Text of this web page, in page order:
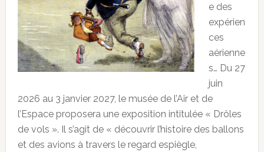
e des
expérien
ces
aérienne
s… Du 27
juin
2026 au 3 janvier 2027, le musée de l’Air et de
l’Espace proposera une exposition intitulée « Drôles
de vols ». Il s’agit de « découvrir l’histoire des ballons
et des avions à travers le regard espiègle,